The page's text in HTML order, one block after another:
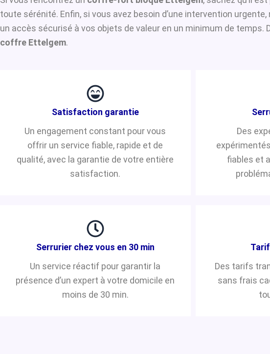
toute sérénité. Enfin, si vous avez besoin d’une intervention urgente,
un accès sécurisé à vos objets de valeur en un minimum de
coffre Ettelgem.
Satisfaction garantie
Un engagement constant pour vous
offrir un service fiable, rapide et de
qualité, avec la garantie de votre entière
satisfaction.
Des
fiables et
Serrurier chez vous en 30 min
Un service réactif pour garantir la
présence d’un expert à votre domicile en
moins de 30 min.
Des tarifs
sans frais